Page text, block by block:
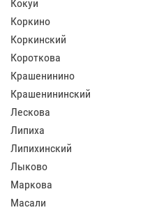
Кокуй
Коркино
Коркинский
Короткова
Крашенинино
Крашенининский
Лескова
Липиха
Липихинский
Лыково
Маркова
Масали